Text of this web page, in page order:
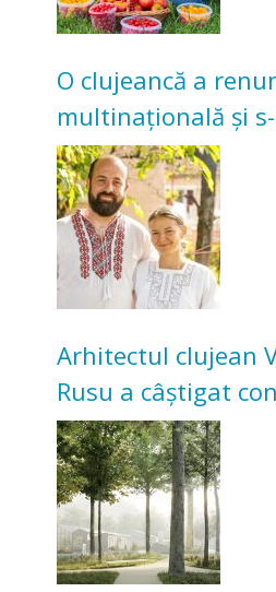
O clujeancă a
multinațională și
Acum cultivă
bunicilor
Arhitectul clujean
Rusu a câștigat
transformarea
Universitarilor